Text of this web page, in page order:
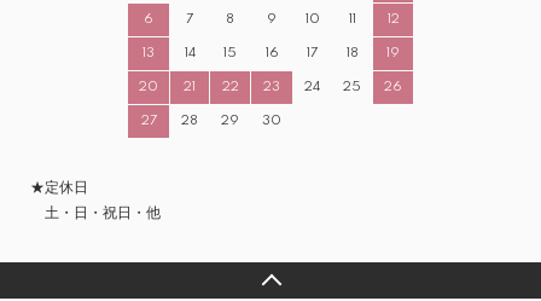
6 7 8 9 10 12
13 14 15 16 17 18 19
20 21 22 23 24 25 26
27 28 29 30
★定休日
土・日・祝日・他